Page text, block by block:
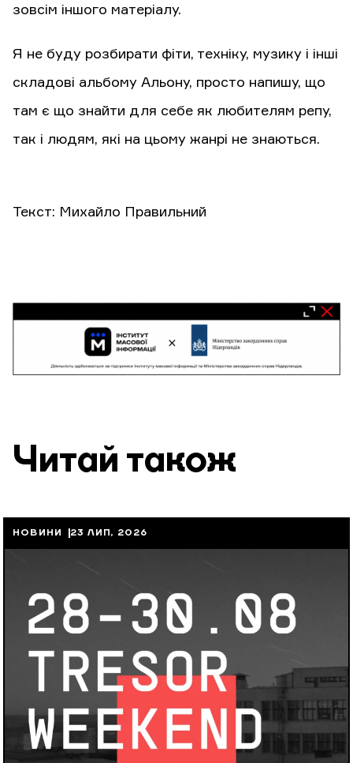
зовсім іншого матеріалу.
Я не буду розбирати фіти, техніку, музику і інші
складові альбому Альону, просто напишу, що
там є що знайти для себе як любителям репу,
так і людям, які на цьому жанрі не знаються.
Текст: Михайло Правильний
Читай також
НОВИНИ 23 ЛИП, 2026